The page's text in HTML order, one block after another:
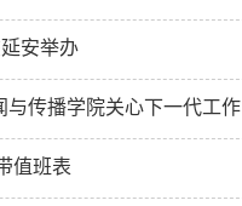
安举办
传播学院关心下一代工作
值班表